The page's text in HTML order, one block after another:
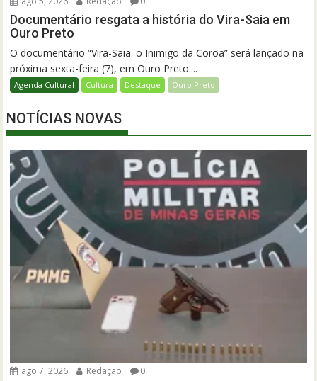
Documentário resgata a história do Vira-Saia em
Ouro Preto
O documentário “Vira-Saia: o Inimigo da Coroa” será lançado na
próxima sexta-feira (7), em Ouro Preto....
Agenda Cultural Cultura Destaque Ouro Preto
NOTÍCIAS NOVAS
ago 7, 2026 Redação 0